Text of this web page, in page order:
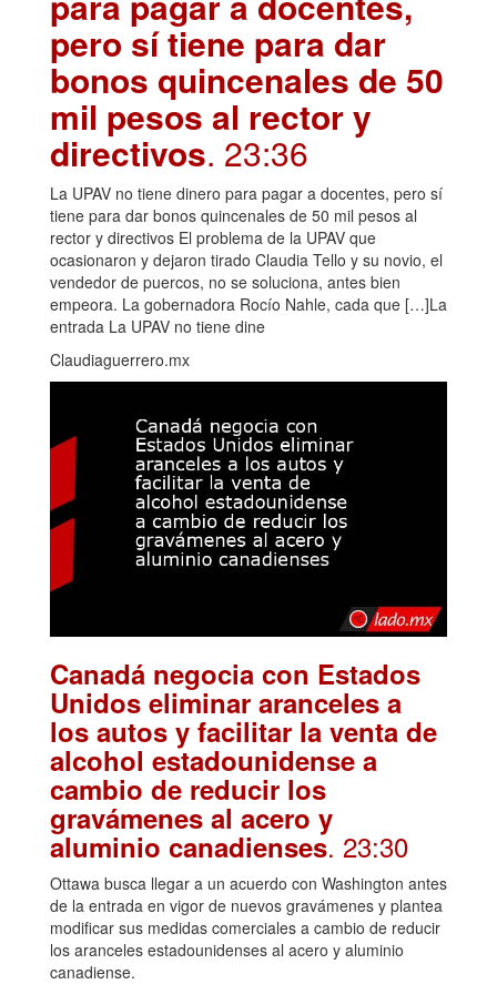
pero sí tiene para dar
bonos quincenales de 50
mil pesos al rector y
directivos. 23:36
La UPAV no tiene dinero para pagar a docentes, pero sí
tiene para dar bonos quincenales de 50 mil pesos al
rector y directivos El problema de la UPAV que
ocasionaron y dejaron tirado Claudia Tello y su novio, el
vendedor de puercos, no se soluciona, antes bien
empeora. La gobernadora Rocío Nahle, cada que […]La
entrada La UPAV no tiene dine
Claudiaguerrero.mx
Canadá negocia con Estados
Unidos eliminar aranceles a
los autos y facilitar la venta de
alcohol estadounidense a
cambio de reducir los
gravámenes al acero y
aluminio canadienses. 23:30
Ottawa busca llegar a un acuerdo con Washington antes
de la entrada en vigor de nuevos gravámenes y plantea
modificar sus medidas comerciales a cambio de reducir
los aranceles estadounidenses al acero y aluminio
canadiense.